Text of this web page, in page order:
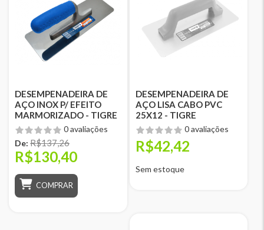
DESEMPENADEIRA DE
AÇO INOX P/ EFEITO
MARMORIZADO - TIGRE
0 avaliações
De: R$137,26
R$130,40
COMPRAR
DESEMPENADEIRA DE
AÇO LISA CABO PVC
25X12 - TIGRE
0 avaliações
R$42,42
Sem estoque